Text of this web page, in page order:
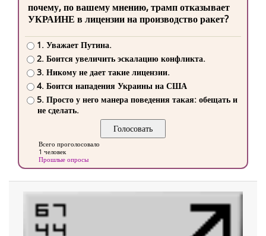
почему, по вашему мнению, трамп отказывает
УКРАИНЕ в лицензии на производство ракет?
1. Уважает Путина.
2. Боится увеличить эскалацию конфликта.
3. Никому не дает такие лицензии.
4. Боится нападения Украины на США
5. Просто у него манера поведения такая: обещать и
не сделать.
Всего проголосовало
1 человек
Прошлые опросы